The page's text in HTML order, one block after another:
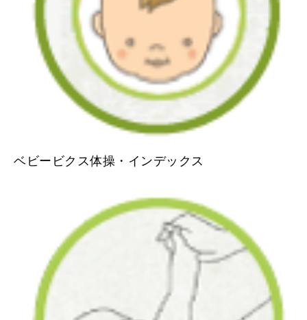
ベビービクス体操・インデックス